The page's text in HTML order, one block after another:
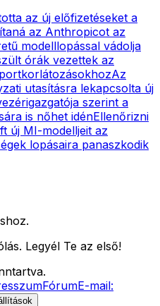
az új előfizetéseket a
az Anthropicot az
modelllopással vádolja
órák vezettek az
Az
utasításra lekapcsolta új
szerint a
is nőhet idénEllenőrizni
új MI-modelljeit az
lopásaira panaszkodik
Legyél Te az első!
FórumE-mail: